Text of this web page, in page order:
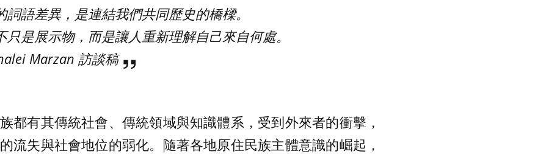
語差異，是連結我們共同歷史的橋樑。
只是展示物，而是讓人重新理解自己來自何處。
Marzan 訪談稿
都有其傳統社會、傳統領域與知識體系，受到外來者的衝擊，
流失與社會地位的弱化。隨著各地原住民族主體意識的崛起，